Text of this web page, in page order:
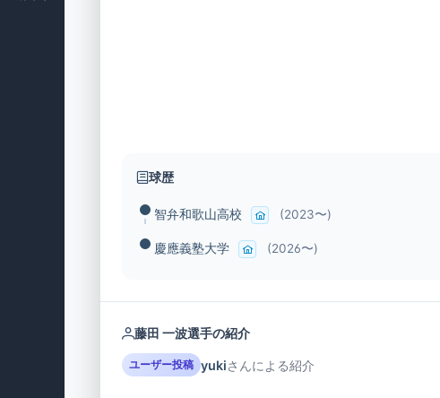
球歴
智弁和歌山高校 (2023〜)
慶應義塾大学 (2026〜)
藤田 一波選手の紹介
ユーザー投稿 yukiさんによる紹介